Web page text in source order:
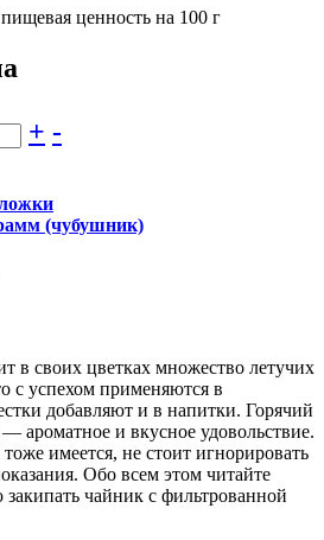
ценность на 100 г
+ -
(чубушник)
в своих цветках множество летучих
с успехом применяются в
добавляют и в напитки. Горячий
ароматное и вкусное удовольствие.
имеется, не стоит игнорировать
Обо всем этом читайте
чайник с фильтрованной